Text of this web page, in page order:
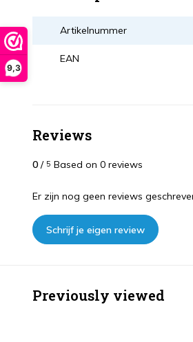
9,3
Artikelnummer
EAN
Reviews
0 / 5 Based on 0 reviews
Er zijn nog geen reviews
Schrijf je eigen review
Previously viewed